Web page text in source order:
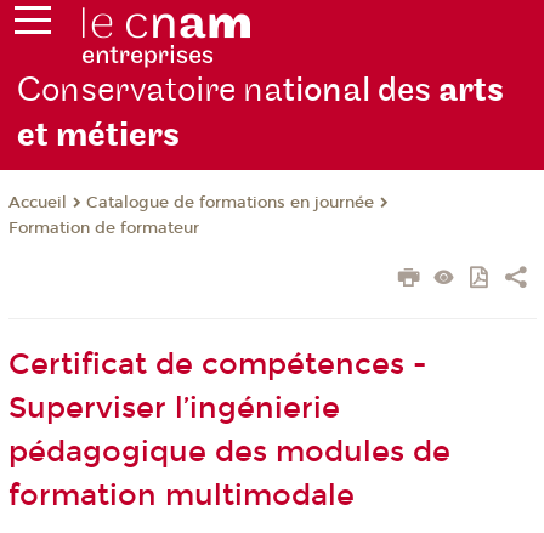
Conservatoire national des arts
et métiers
Accueil
Catalogue de formations en journée
Formation de formateur
Certificat de compétences -
Superviser l’ingénierie
pédagogique des modules de
formation multimodale